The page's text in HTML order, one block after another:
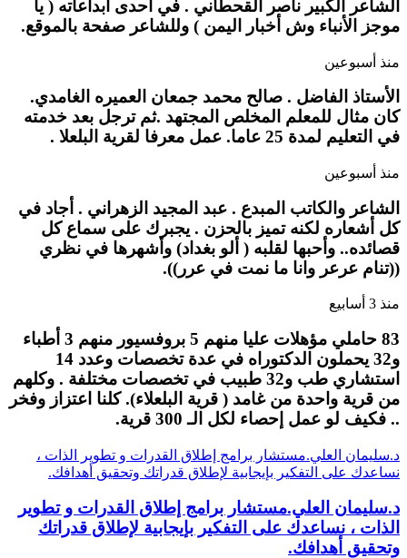
الشاعر الكبير ناصر القحطاني . في احدى ابداعاته ( يا
موجز الأنباء وش أخبار اليمن ) وللشاعر صفحة بالموقع.
منذ أسبوعين
الأستاذ الفاضل . صالح محمد جمعان العميره الغامدي.
كان مثال للمعلم المخلص المجتهد .ثم ترجل بعد خدمته
في التعليم لمدة 25 عاما. عمل معرفا لقرية البلعلا .
منذ أسبوعين
الشاعر والكاتب المبدع . عبد المجيد الزهراني . أجاد في
كل أشعاره لكنه تميز بالحزن . يجبرك على سماع كل
قصائده.. وأحبها لقلبه ( ألو بغداد) وأشهرها في نظري
((تنام عرعر وانا ما نمت في عرر)).
منذ 3 أسابيع
83 حاملي مؤهلات عليا منهم 5 بروفسيور منهم 3 أطباء
و32 يحملون الدكتوراه في عدة تخصصات وعدد 14
استشاري طب و32 طبيب في تخصصات مختلفة . وكلهم
من قرية واحدة من غامد ( قرية البلعلاء). كلنا اعتزاز وفخر
.. فكيف لو عمل إحصاء لكل الـ 300 قرية.
د.سليمان العلي.‏مستشار برامج إطلاق القدرات و تطوير الذات ،
نساعدك على التفكير بإيجابية لإطلاق قدراتك وتحقيق أهدافك.
د.سليمان العلي.‏مستشار برامج إطلاق القدرات و تطوير
الذات ، نساعدك على التفكير بإيجابية لإطلاق قدراتك
وتحقيق أهدافك.